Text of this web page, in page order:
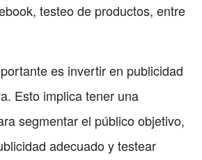
testeo de productos, entre
es invertir en publicidad
Esto implica tener una
segmentar el público objetivo,
adecuado y testear